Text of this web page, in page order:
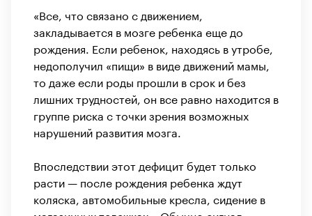
«Все, что связано с движением,
закладывается в мозге ребенка еще до
рождения. Если ребенок, находясь в утробе,
недополучил «пищи» в виде движений мамы,
то даже если роды прошли в срок и без
лишних трудностей, он все равно находится в
группе риска с точки зрения возможных
нарушений развития мозга.
Впоследствии этот дефицит будет только
расти — после рождения ребенка ждут
коляска, автомобильные кресла, сидение в